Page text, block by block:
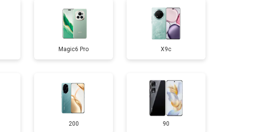
от 1400 ₽ Заказать
от 2700 ₽ Заказать
от 950 ₽ Заказать
от 1750 ₽ Заказать
Magic6 Pro X9c
200 90